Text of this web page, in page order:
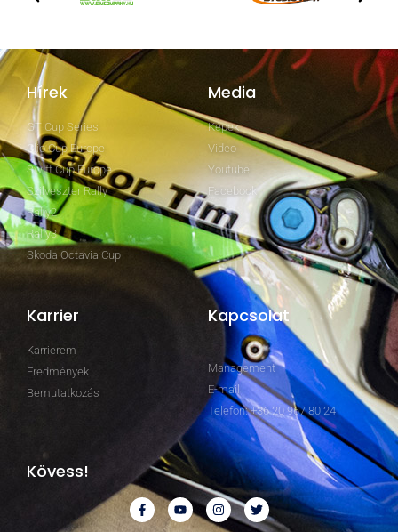
Hírek
GT Cup Series
Clio Cup Europe
Swift Cup Europe
Szilveszter Rally
Rally2
Rally3
Skoda Octavia Cup
Media
Képek
Video
Youtube
Facebook
Karrier
Karrierem
Eredmények
Bemutatkozás
Kapcsolat
Management
E-mail
Telefon: +36 20 967 80 24
Kövess!